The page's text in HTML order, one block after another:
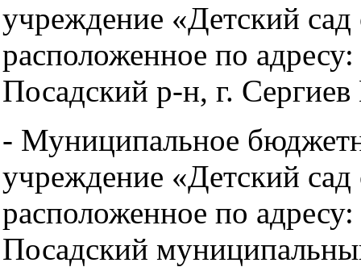
учреждение «Детский
расположенное по
Посадский р-н, г.
- Муниципальное
учреждение «Детский
расположенное по
Посадский